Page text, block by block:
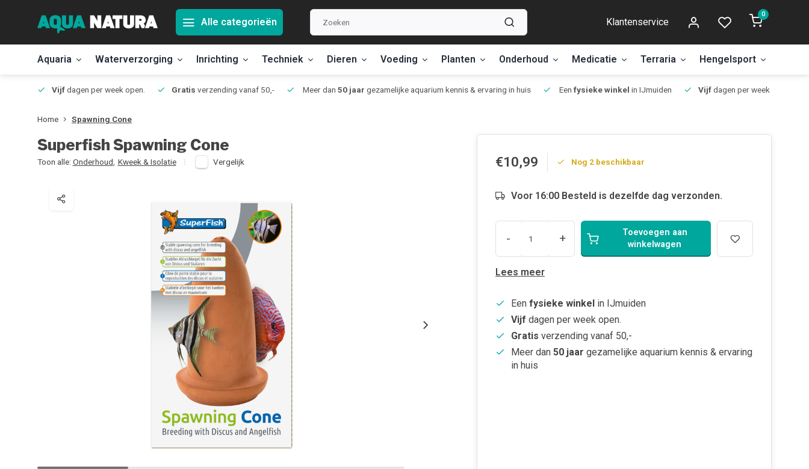
Alle categorieën Klantenservice
0
Aquaria Waterverzorging Inrichting Techniek Dieren Voeding Planten Onderhoud Medicatie Terraria Hengelsport
Vijfdagen per week open. Gratis verzending vanaf 50,- Meer dan 50 jaar gezamelijke aquarium kennis & ervaring in huis Een fysieke winkel in IJmuiden Vijfdagen per week open.
Home Spawning Cone
Superfish Spawning Cone
Toon alle: Onderhoud Kweek & Isolatie Vergelijk €10,99 Nog 2 beschikbaar
Voor 16:00 Besteld is dezelfde dag verzonden.
- +
Toevoegen aan
winkelwagen
Lees meer
Een fysieke winkel in IJmuiden
Vijf dagen per week open.
Gratis verzending vanaf 50,-
Meer dan 50 jaar gezamelijke aquarium kennis & ervaring
in huis